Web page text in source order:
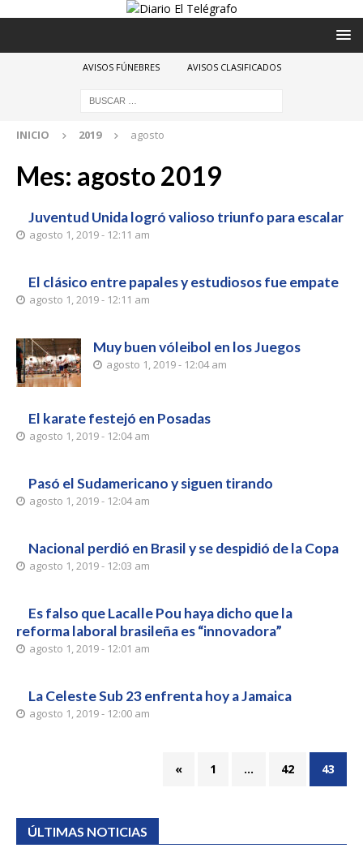
AVISOS FÚNEBRES AVISOS CLASIFICADOS
INICIO 2019 agosto
Mes: agosto 2019
Juventud Unida logró valioso triunfo para escalar
agosto 1, 2019 - 12:11 am
El clásico entre papales y estudiosos fue empate
agosto 1, 2019 - 12:11 am
Muy buen vóleibol en los Juegos
agosto 1, 2019 - 12:04 am
El karate festejó en Posadas
agosto 1, 2019 - 12:04 am
Pasó el Sudamericano y siguen tirando
agosto 1, 2019 - 12:04 am
Nacional perdió en Brasil y se despidió de la Copa
agosto 1, 2019 - 12:03 am
Es falso que Lacalle Pou haya dicho que la
reforma laboral brasileña es “innovadora”
agosto 1, 2019 - 12:01 am
La Celeste Sub 23 enfrenta hoy a Jamaica
agosto 1, 2019 - 12:00 am
« 1 … 42 43
ÚLTIMAS NOTICIAS